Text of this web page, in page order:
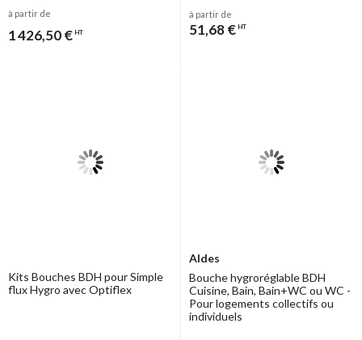
l’ensemble du réseau de gaines (rigides, souples, isolées ou non
isolées, semi-rigides, optiflex, …) à installer.
à partir de
1 426,50 € HT
à partir de
51,68 € HT
Kits Bouches BDH pour Simple
flux Hygro avec Optiflex
Aldes
Bouche hygroréglable BDH
Cuisine, Bain, Bain+WC ou WC -
Pour logements collectifs ou
individuels